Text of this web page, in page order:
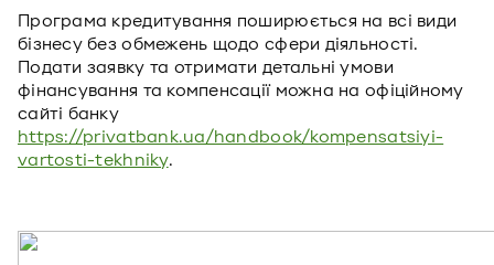
Програма кредитування поширюється на всі види
бізнесу без обмежень щодо сфери діяльності.
Подати заявку та отримати детальні умови
фінансування та компенсації можна на офіційному
сайті банку
https://privatbank.ua/handbook/kompensatsiyi-
vartosti-tekhniky.